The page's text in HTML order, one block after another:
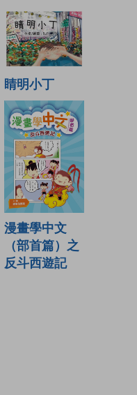
睛明小丁
漫畫學中文
（部首篇）之
反斗西遊記